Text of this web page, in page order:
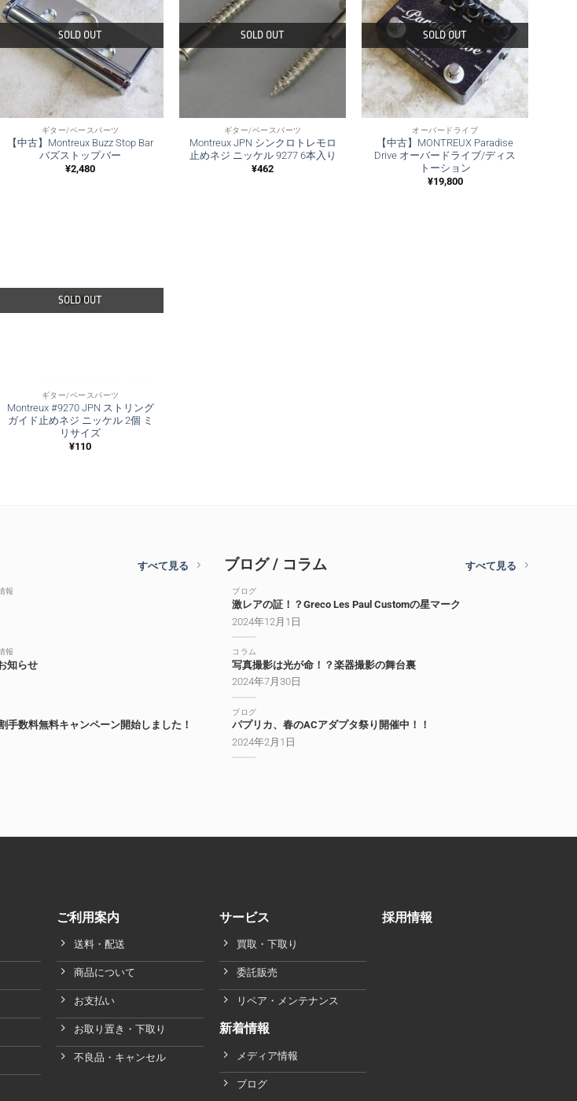
SOLD OUT
ギター/ベースパーツ
【中古】Montreux Buzz Stop Bar
バズストップバー
¥2,480
SOLD OUT
ギター/ベースパーツ
Montreux JPN シンクロトレモロ
止めネジ ニッケル 9277 6本入り
¥462
SOLD OUT
オーバードライブ
【中古】MONTREUX Paradise
Drive オーバードライブ/ディス
トーション
¥19,800
SOLD OUT
ギター/ベースパーツ
Montreux #9270 JPN ストリング
ガイド止めネジ ニッケル 2個 ミ
リサイズ
¥110
すべて見る
報
報
知らせ
手数料無料キャンペーン開始しました！
ブログ / コラム すべて見る
ブログ
激レアの証！？Greco Les Paul Customの星マーク
2024年12月1日
コラム
写真撮影は光が命！？楽器撮影の舞台裏
2024年7月30日
ブログ
パプリカ、春のACアダプタ祭り開催中！！
2024年2月1日
ご利用案内
送料・配送
商品について
お支払い
お取り置き・下取り
不良品・キャンセル
サービス
買取・下取り
委託販売
リペア・メンテナンス
新着情報
メディア情報
ブログ
採用情報